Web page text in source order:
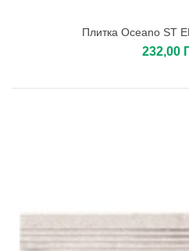
Плитка Oceano ST
232,00